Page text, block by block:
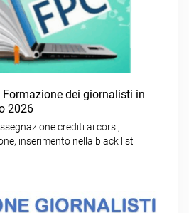
dei giornalisti in
2026
crediti ai corsi,
inserimento nella black list